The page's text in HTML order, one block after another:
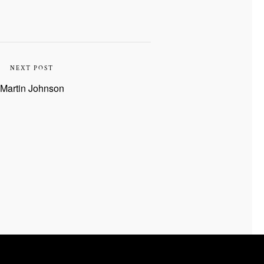
NEXT POST
Martin Johnson